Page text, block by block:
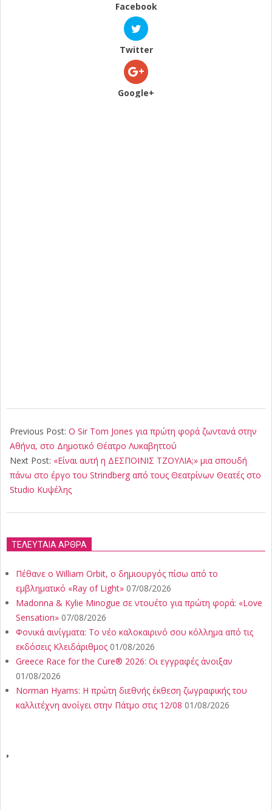
Facebook
Twitter
Google+
02-
18
Previous Post: Ο Sir Tom Jones για πρώτη φορά ζωντανά στην
Αθήνα, στο Δημοτικό Θέατρο Λυκαβηττού
Next Post: «Είναι αυτή η ΔΕΣΠΟΙΝΙΣ ΤΖΟΥΛΙΑ;» μια σπουδή
πάνω στο έργο του Strindberg από τους Θεατρίνων Θεατές στο
Studio Κυψέλης
ΤΕΛΕΥΤΑΙΑ ΑΡΘΡΑ
Πέθανε ο William Orbit, ο δημιουργός πίσω από το
εμβληματικό «Ray of Light» 07/08/2026
Madonna & Kylie Minogue σε ντουέτο για πρώτη φορά: «Love
Sensation» 07/08/2026
Φονικά αινίγματα: Το νέο καλοκαιρινό σου κόλλημα από τις
εκδόσεις Κλειδάριθμος 01/08/2026
Greece Race for the Cure® 2026: Οι εγγραφές άνοιξαν
01/08/2026
Norman Hyams: Η πρώτη διεθνής έκθεση ζωγραφικής του
καλλιτέχνη ανοίγει στην Πάτμο στις 12/08 01/08/2026